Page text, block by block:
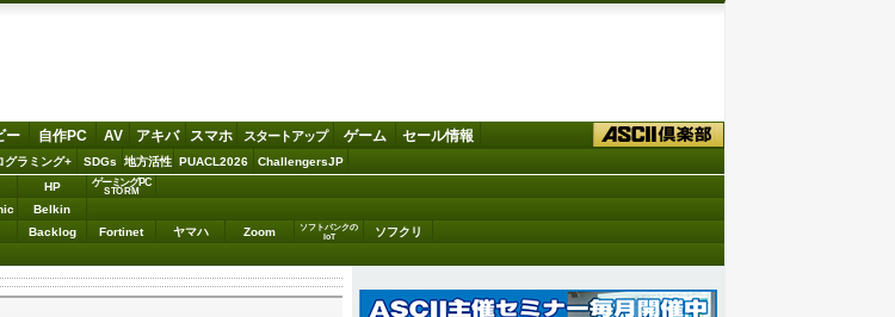
ー 自作PC AV アキバ スマホ スタートアップ ゲーム セール情報
グラミング+ SDGs 地方活性 PUACL2026 ChallengersJP
HP ゲーミングPC
STORM
Belkin
Backlog Fortinet ヤマハ Zoom
ソフトバンクの
IoT
ソフクリ